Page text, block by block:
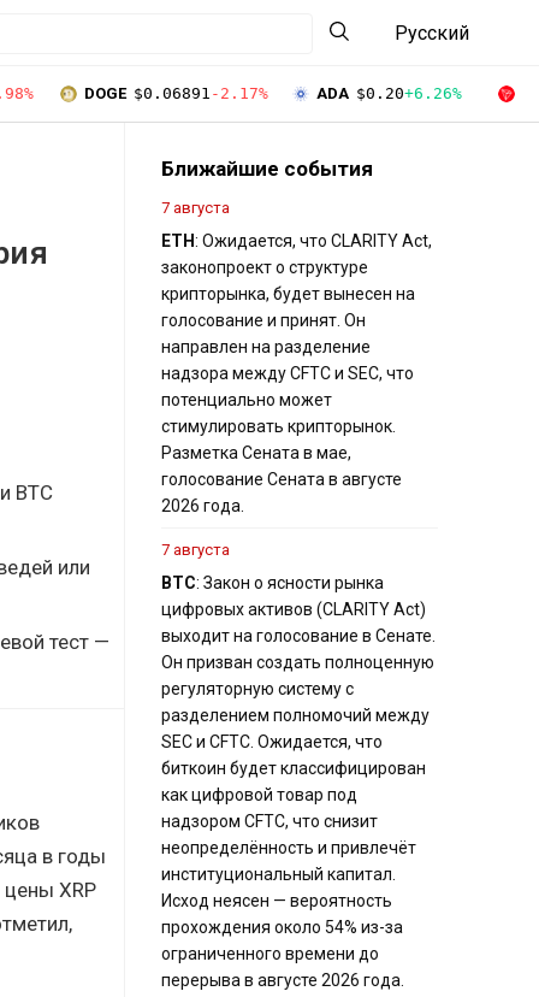
Русский
DOGE $0.06891 -2.17% ADA $0.20+6.26%
BTC
или
тест —
в годы
XRP
Ближайшие события
7 августа
ETH: Ожидается, что CLARITY Act,
законопроект о структуре
крипторынка, будет вынесен на
голосование и принят. Он
направлен на разделение
надзора между CFTC и SEC, что
потенциально может
стимулировать крипторынок.
Разметка Сената в мае,
голосование Сената в августе
2026 года.
7 августа
BTC: Закон о ясности рынка
цифровых активов (CLARITY Act)
выходит на голосование в Сенате.
Он призван создать полноценную
регуляторную систему с
разделением полномочий между
SEC и CFTC. Ожидается, что
биткоин будет классифицирован
как цифровой товар под
надзором CFTC, что снизит
неопределённость и привлечёт
институциональный капитал.
Исход неясен — вероятность
прохождения около 54% из-за
ограниченного времени до
перерыва в августе 2026 года.